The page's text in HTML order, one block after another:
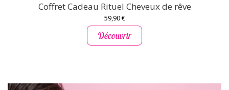
Coffret Cadeau Rituel Cheveux de rêve
59,90 €
Découvrir